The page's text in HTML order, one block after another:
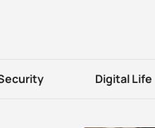
Digital Life